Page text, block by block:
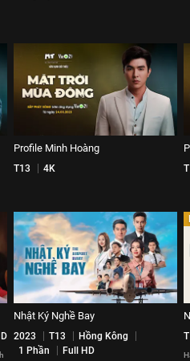
Profile Minh Hoàng
T13 4K
Nhật Ký Nghề Bay
2023 T13
Hồng Kông
1 Phần
Full HD